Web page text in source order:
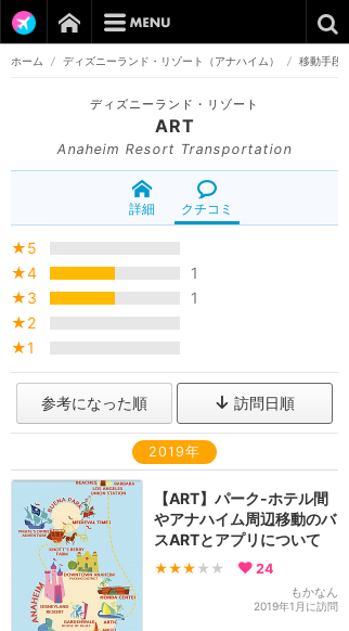
ホーム / ディズニーランド・リゾート（アナハイム） / 移動手段
ディズニーランド・リゾート
ART
Anaheim Resort Transportation
詳細 クチコミ
★5
★4
1
★3
1
★2
★1
参考になった順 訪問日順
2019年
【ART】パーク-ホテル間
やアナハイム周辺移動のバ
スARTとアプリについて
★★★ ★★ 24
もかなん
2019年1月に訪問